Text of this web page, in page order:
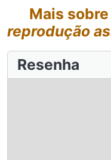
Mais sobre
reprodução
Resenha